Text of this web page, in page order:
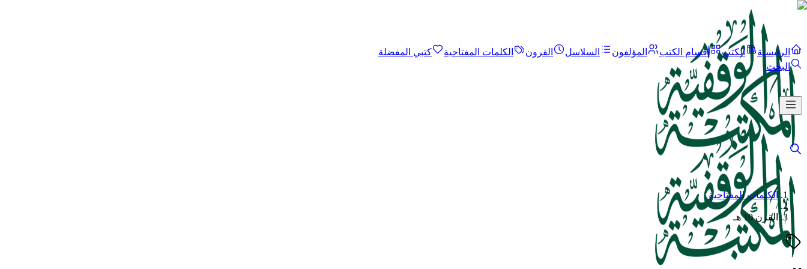
الرئيسية الكتب أقسام الكتب المؤلفون السلاسل القرون الكلمات المفتاحية
كتبي المفضلة
البحث
الكلمات المفتاحية
/
القرن 10 هـ